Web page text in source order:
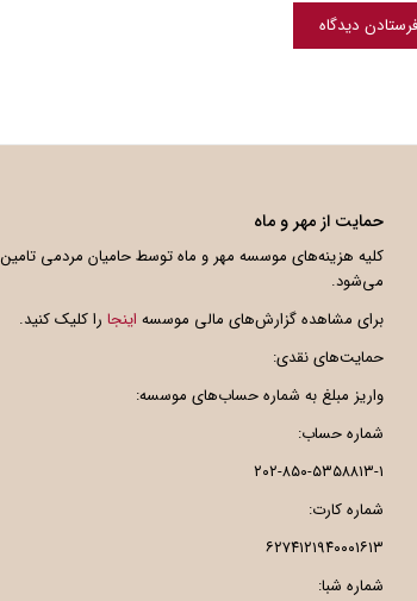
حمایت از مهر و ماه
کلیه هزینه‌های موسسه مهر و ماه توسط حامیان مردمی تامین
می‌شود.
برای مشاهده گزارش‌های مالی موسسه اینجارا کلیک کنید.
حمایت‌های نقدی:
واریز مبلغ به شماره حساب‌های موسسه:
شماره حساب:
۲۰۲-۸۵۰-۵۳۵۸۸۱۳-۱
شماره کارت:
۶۲۷۴۱۲۱۹۴۰۰۰۱۶۱۳
شماره شبا: